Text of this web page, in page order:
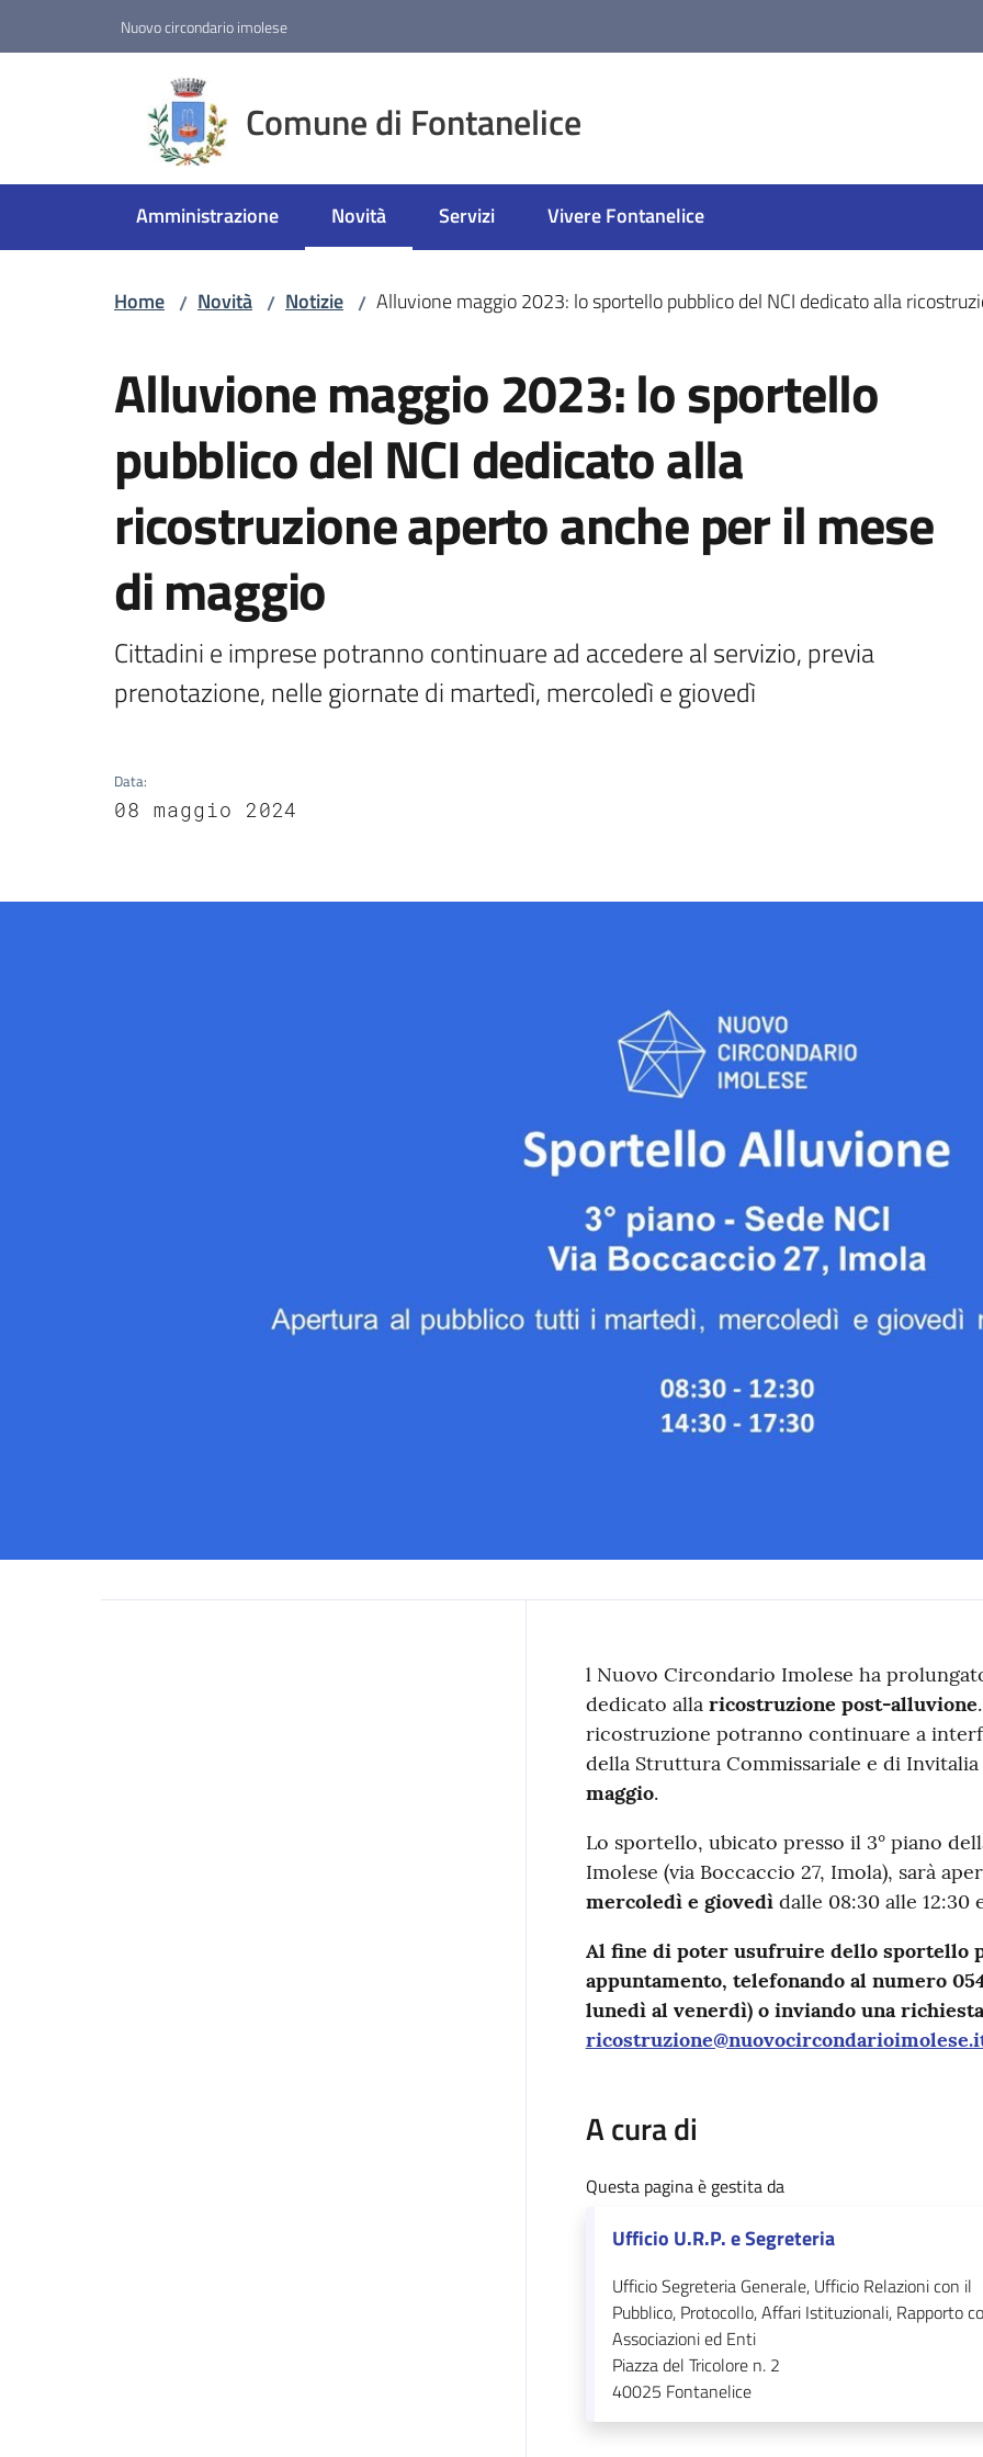
Nuovo circondario imolese
Comune di Fontanelice
Amministrazione Novità
Menu selezionato
Servizi Vivere Fontanelice
Home / Novità / Notizie / Alluvione maggio 2023: lo sportello pubblico del NCI dedicato alla
Alluvione maggio 2023: lo sportello
pubblico del NCI dedicato alla
ricostruzione aperto anche per il mese
di maggio
Cittadini e imprese potranno continuare ad accedere al servizio, previa
prenotazione, nelle giornate di martedì, mercoledì e giovedì
Data:
08 maggio 2024
Contenuto
l Nuovo Circondario Imolese ha
dedicato alla ricostruzione post-alluvione
ricostruzione potranno continuare a
della Struttura Commissariale e di
maggio.
Lo sportello, ubicato presso il 3° piano
Imolese (via Boccaccio 27, Imola), sarà
mercoledì e giovedì dalle 08:30 alle 12:30
Al fine di poter usufruire dello sportello
appuntamento, telefonando al numero
lunedì al venerdì) o inviando una
A cura di
Questa pagina è gestita da
Ufficio U.R.P. e Segreteria
Ufficio Segreteria Generale, Ufficio Relazioni con il
Pubblico, Protocollo, Affari Istituzionali, Rapporto
Associazioni ed Enti
Piazza del Tricolore n. 2
40025 Fontanelice